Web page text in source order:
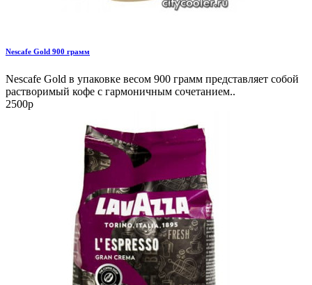
Nescafe Gold 900 грамм
Nescafe Gold в упаковке весом 900 грамм представляет собой
растворимый кофе с гармоничным сочетанием..
2500р